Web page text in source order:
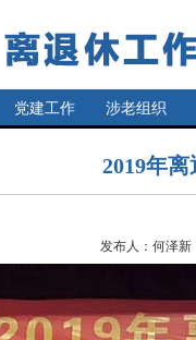
党建工作 涉老组织
2019年
发布人：何泽